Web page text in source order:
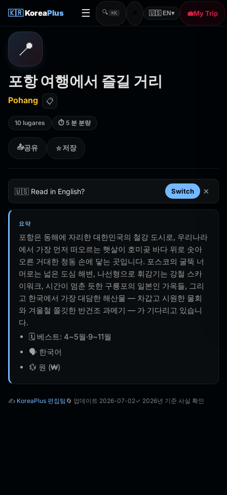
🇰🇷KoreaPlus ☰ 🔍 ⌘K 🇺🇸 EN▾ 💼My Trip
📍
포항 여행에서 즐길 거리
Pohang 📋
10 lugares ⏱ 5 분 분량
📤공유 ☆저장
🇺🇸 Read in English? Switch ×
요약
포항은 동해에 자리한 대한민국의 철강 도시로, 우리나라
에서 가장 먼저 떠오르는 햇살이 호미곶 바다 위로 솟아
오른 거대한 청동 손에 닿는 곳입니다. 포스코의 굴뚝 너
머로는 넓은 도심 해변, 나선형으로 휘감기는 강철 스카
이워크, 시간이 멈춘 듯한 구룡포의 일본인 가옥들, 그리
고 한국에서 가장 대담한 해산물 — 차갑고 시원한 물회
와 겨울철 쫄깃한 반건조 과메기 — 가 기다리고 있습니
다.
🗓️ 베스트: 4~5월·9~11월
🗣️ 한국어
💱 원 (₩)
✍️ KoreaPlus 편집팀🔄 업데이트 2026-07-02✓ 2026년 기준 사실 확인